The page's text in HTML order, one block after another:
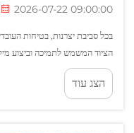
2026-07-22 09:00:00
בכל סביבת יצרנות, בטיחות
הציוד המשמש לתמיכה וביצוע
בכל רצפת ייצור או אתר בנייה,
הצג עוד